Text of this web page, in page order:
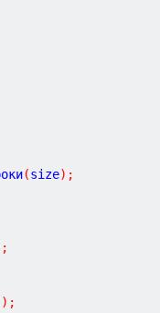
(size) ;
;
) ;